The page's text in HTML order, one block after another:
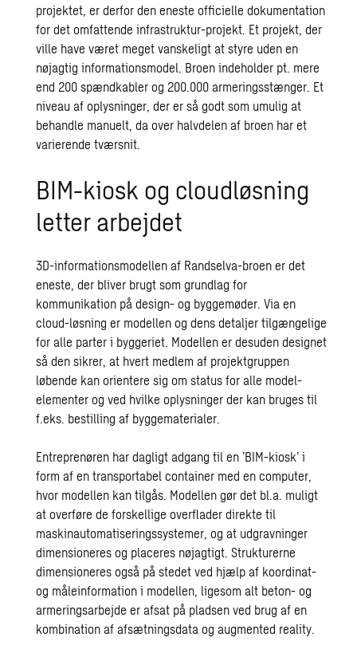
projektet, er derfor den eneste officielle dokumentation
for det omfattende infrastruktur-projekt. Et projekt, der
ville have været meget vanskeligt at styre uden en
nøjagtig informationsmodel. Broen indeholder pt. mere
end 200 spændkabler og 200.000 armeringsstænger. Et
niveau af oplysninger, der er så godt som umulig at
behandle manuelt, da over halvdelen af broen har et
varierende tværsnit.
BIM-kiosk og cloudløsning
letter arbejdet
3D-informationsmodellen af Randselva-broen er det
eneste, der bliver brugt som grundlag for
kommunikation på design- og byggemøder. Via en
cloud-løsning er modellen og dens detaljer tilgængelige
for alle parter i byggeriet. Modellen er desuden designet
så den sikrer, at hvert medlem af projektgruppen
løbende kan orientere sig om status for alle model-
elementer og ved hvilke oplysninger der kan bruges til
f.eks. bestilling af byggematerialer.
Entreprenøren har dagligt adgang til en ’BIM-kiosk’ i
form af en transportabel container med en computer,
hvor modellen kan tilgås. Modellen gør det bl.a. muligt
at overføre de forskellige overflader direkte til
maskinautomatiseringssystemer, og at udgravninger
dimensioneres og placeres nøjagtigt. Strukturerne
dimensioneres også på stedet ved hjælp af koordinat-
og måleinformation i modellen, ligesom alt beton- og
armeringsarbejde er afsat på pladsen ved brug af en
kombination af afsætningsdata og augmented reality.